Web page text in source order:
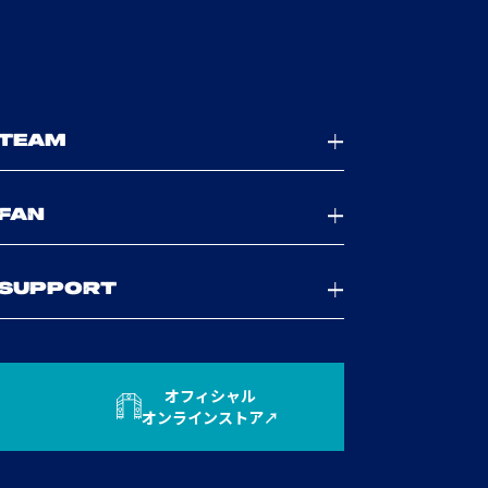
オフィシャル
オンラインストア